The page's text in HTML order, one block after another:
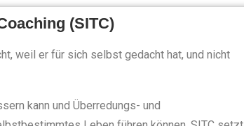
(SITC)
weil er für sich selbst gedacht hat, und nicht
kann und Überredungs- und